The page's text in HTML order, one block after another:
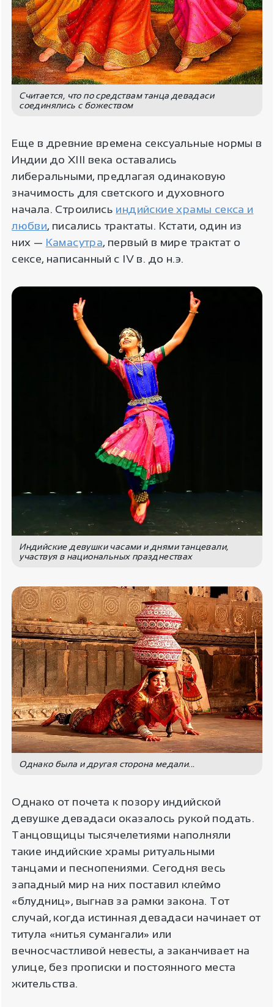
Считается, что по средствам танца девадаси
соединялись с божеством
Еще в древние времена сексуальные нормы в
Индии до XIII века оставались
либеральными, предлагая одинаковую
значимость для светского и духовного
начала. Строились индийские храмы секса и
любви, писались трактаты. Кстати, один из
них — Камасутра, первый в мире трактат о
сексе, написанный с IV в. до н.э.
Индийские девушки часами и днями танцевали,
участвуя в национальных празднествах
Однако была и другая сторона медали...
Однако от почета к позору индийской
девушке девадаси оказалось рукой подать.
Танцовщицы тысячелетиями наполняли
такие индийские храмы ритуальными
танцами и песнопениями. Сегодня весь
западный мир на них поставил клеймо
«блудниц», выгнав за рамки закона. Тот
случай, когда истинная девадаси начинает от
титула «нитья сумангали» или
вечносчастливой невесты, а заканчивает на
улице, без прописки и постоянного места
жительства.